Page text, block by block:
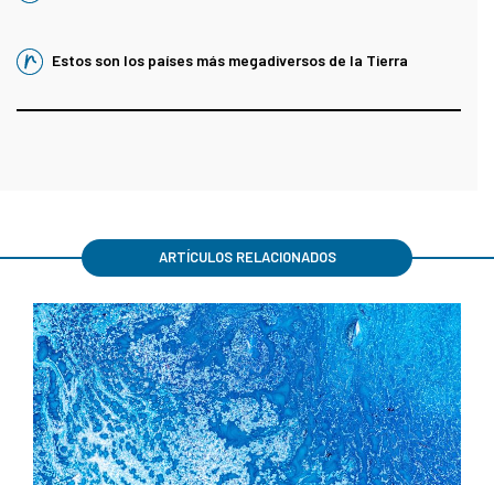
Estos son los países más megadiversos de la Tierra
ARTÍCULOS RELACIONADOS